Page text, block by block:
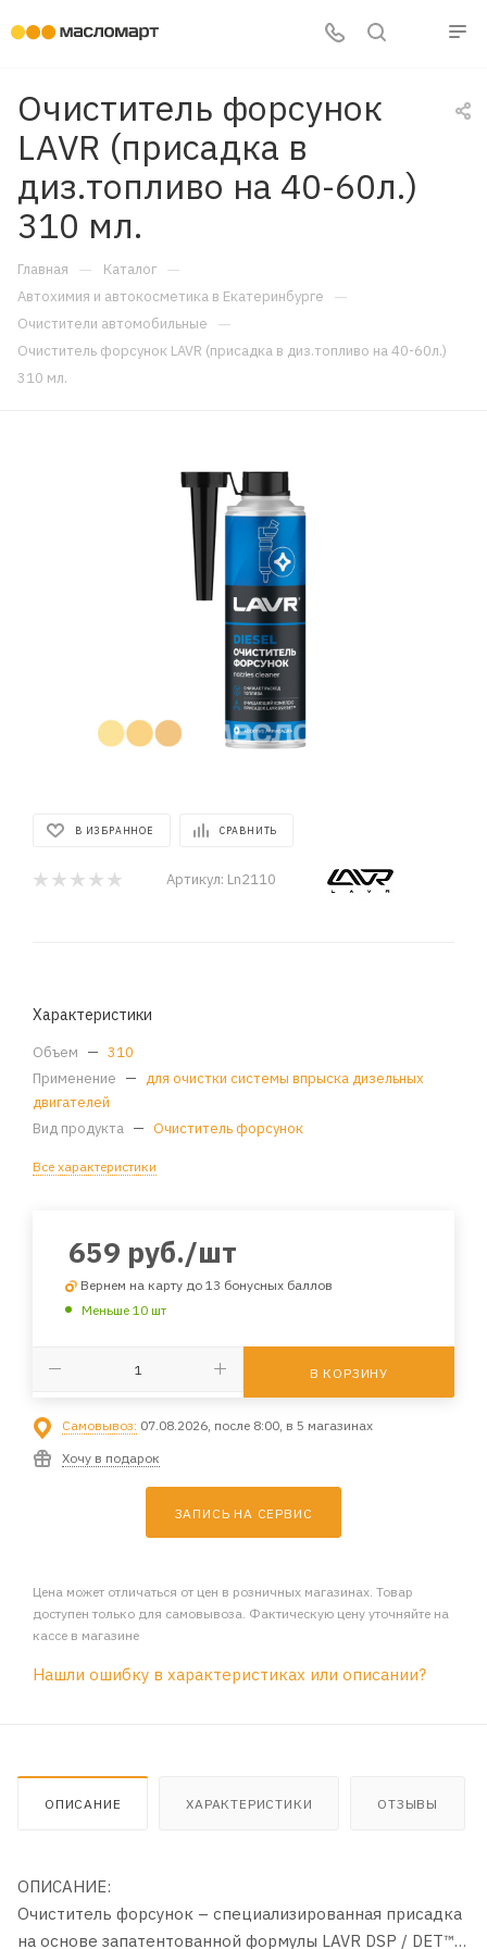
Очиститель форсунок
LAVR (присадка в
диз.топливо на 40-60л.)
310 мл.
Главная — Каталог —
Автохимия и автокосметика в Екатеринбурге —
Очистители автомобильные —
Очиститель форсунок LAVR (присадка в диз.топливо на 40-60л.)
310 мл.
В ИЗБРАННОЕ СРАВНИТЬ
Артикул: Ln2110
Характеристики
Объем — 310
Применение — для очистки системы впрыска дизельных
двигателей
Вид продукта — Очиститель форсунок
Все характеристики
659 руб./шт
Вернем на карту до 13 бонусных баллов
Меньше 10 шт
В КОРЗИНУ
Самовывоз: 07.08.2026, после 8:00, в 5 магазинах
Хочу в подарок
ЗАПИСЬ НА СЕРВИС
Цена может отличаться от цен в розничных магазинах. Товар
доступен только для самовывоза. Фактическую цену уточняйте на
кассе в магазине
Нашли ошибку в характеристиках или описании?
ОПИСАНИЕ ХАРАКТЕРИСТИКИ ОТЗЫВЫ
ОПИСАНИЕ:
Очиститель форсунок – специализированная присадка
на основе запатентованной формулы LAVR DSP / DET™